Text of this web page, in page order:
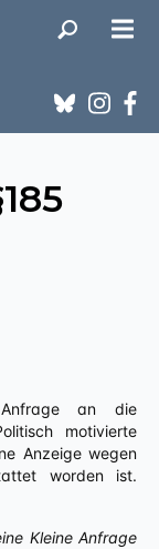
an die
motivierte
Anzeige wegen
worden ist.
Kleine Anfrage